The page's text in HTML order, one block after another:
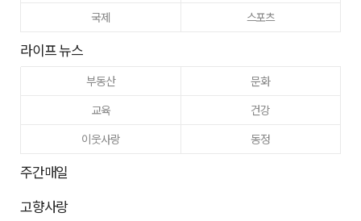
국제
스포츠
라이프 뉴스
부동산
문화
교육
건강
이웃사랑
동정
주간매일
고향사랑